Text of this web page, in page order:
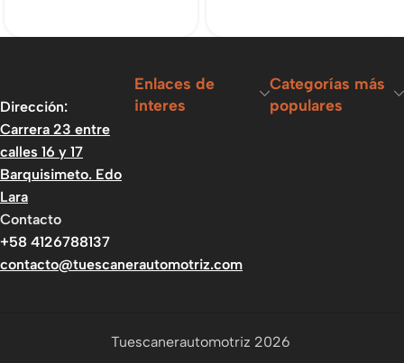
Dirección:
Carrera 23 entre
calles 16 y 17
Barquisimeto. Edo
Lara
Contacto
+58 4126788137
contacto@tuescanerautomotriz.com
Enlaces de
interes
Categorías más
populares
Tuescanerautomotriz 2026